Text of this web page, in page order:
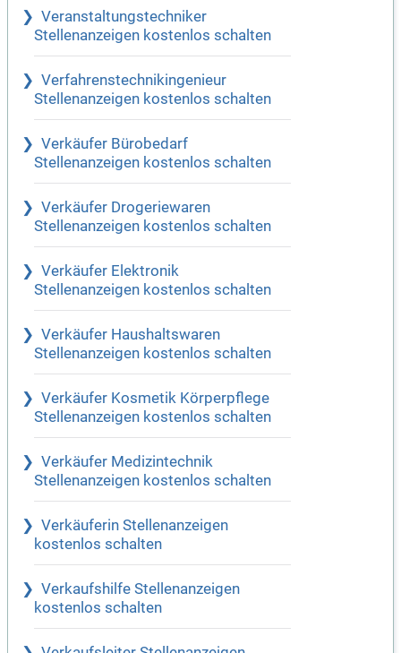
Veranstaltungstechniker
Stellenanzeigen kostenlos schalten
Verfahrenstechnikingenieur
Stellenanzeigen kostenlos schalten
Verkäufer Bürobedarf
Stellenanzeigen kostenlos schalten
Verkäufer Drogeriewaren
Stellenanzeigen kostenlos schalten
Verkäufer Elektronik
Stellenanzeigen kostenlos schalten
Verkäufer Haushaltswaren
Stellenanzeigen kostenlos schalten
Verkäufer Kosmetik Körperpflege
Stellenanzeigen kostenlos schalten
Verkäufer Medizintechnik
Stellenanzeigen kostenlos schalten
Verkäuferin Stellenanzeigen
kostenlos schalten
Verkaufshilfe Stellenanzeigen
kostenlos schalten